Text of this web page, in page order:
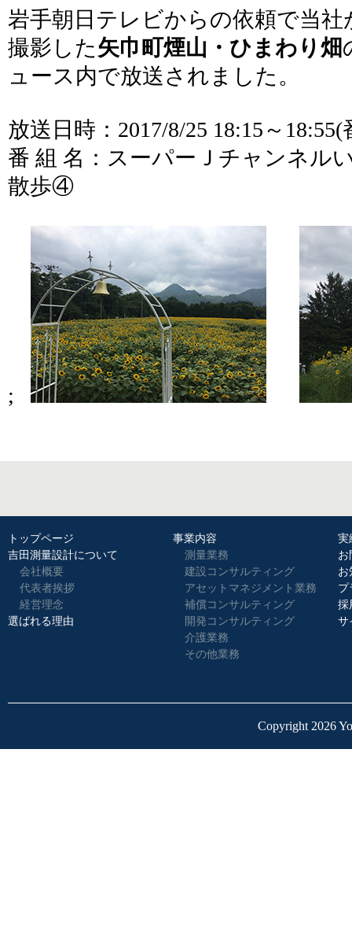
岩手朝日テレビからの依頼で当
撮影した矢巾町煙山・ひまわり畑
ュース内で放送されました。
放送日時：2017/8/25 18:15～
番 組 名：スーパーＪチャンネル
散歩④
;
トップページ
吉田測量設計について
会社概要
代表者挨拶
経営理念
選ばれる理由
事業内容
測量業務
建設コンサルティング
アセットマネジメント業務
補償コンサルティング
開発コンサルティング
介護業務
その他業務
実
お
お
プ
採
サ
Copyright 2026